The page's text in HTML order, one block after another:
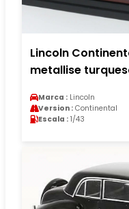
Lincoln
metallise
Marca : Lincoln
Version : Continental
Escala : 1/43